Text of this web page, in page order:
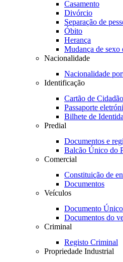
Casamento
Divórcio
Separação de
Óbito
Herança
Mudança de sexo
Nacionalidade
Nacionalidade
Identificação
Cartão de Cidadão
Passaporte
Bilhete de
Predial
Documentos e
Balcão Único do
Comercial
Constituição de
Documentos
Veículos
Documento
Documentos do
Criminal
Registo Criminal
Propriedade Industrial